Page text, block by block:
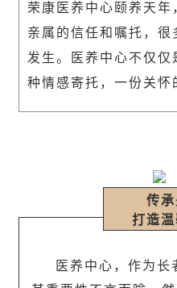
荣康医养中心颐养天年
亲属的信任和嘱托，很
发生。医养中心不仅
种情感寄托，一份关怀
传
打造
医养中心，作为长